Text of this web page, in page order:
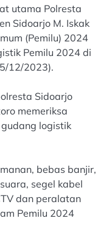
utama Polresta
Sidoarjo M. Iskak
(Pemilu) 2024
Pemilu 2024 di
12/2023).
Sidoarjo
memeriksa
logistik
bebas banjir,
segel kabel
dan peralatan
Pemilu 2024